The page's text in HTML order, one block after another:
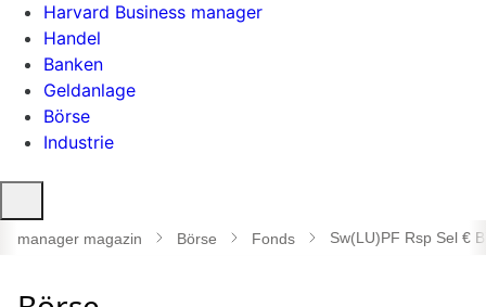
Harvard Business manager
Handel
Banken
Geldanlage
Börse
Industrie
öffnen
manager magazin Börse Fonds Sw(LU)PF Rsp Sel €